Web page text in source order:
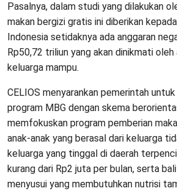
Pasalnya, dalam studi yang dilakukan
makan bergizi gratis ini diberikan
Indonesia setidaknya ada anggaran
Rp50,72 triliun yang akan dinikmati oleh
keluarga mampu.
CELIOS menyarankan pemerintah
program MBG dengan skema
memfokuskan program pemberian
anak-anak yang berasal dari keluarga
keluarga yang tinggal di daerah
kurang dari Rp2 juta per bulan, serta
menyusui yang membutuhkan nutrisi